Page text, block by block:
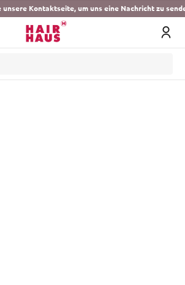
unsere Kontaktseite, um uns eine Nachricht zu